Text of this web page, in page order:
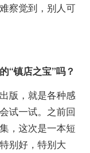
察觉到，别人可
“镇店之宝”吗？
版，就是各种感
试一试。之前回
，这次是一本短
别好，特别大